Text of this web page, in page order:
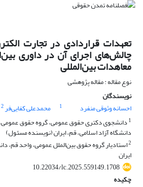
تعهدات قراردادی در تجارت
چالش‌های اجرای آن در داوری
معاهدات بین‌المللی
نوع مقاله : مقاله پژوهشی
نویسندگان
احسانه وثوقی منفرد
1 محمدعلی کفایی‌فر2
1 دانشجوی دکتری حقوق عمومی، گروه حقوق
دانشگاه آزاد اسلامی، قم، ایران (نویسنده مسئول)
2استادیار گروه حقوق بین‌الملل عمومی، واحد قم،
ایران
10.22034/lc.2025.559149.1708
چکیده